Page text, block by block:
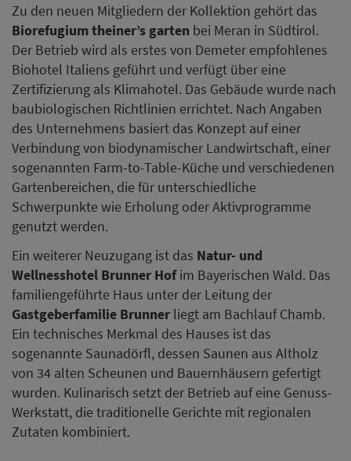
Zu den neuen Mitgliedern der Kollektion gehört das
Biorefugium theiner’s garten bei Meran in Südtirol.
Der Betrieb wird als erstes von Demeter empfohlenes
Biohotel Italiens geführt und verfügt über eine
Zertifizierung als Klimahotel. Das Gebäude wurde nach
baubiologischen Richtlinien errichtet. Nach Angaben
des Unternehmens basiert das Konzept auf einer
Verbindung von biodynamischer Landwirtschaft, einer
sogenannten Farm-to-Table-Küche und verschiedenen
Gartenbereichen, die für unterschiedliche
Schwerpunkte wie Erholung oder Aktivprogramme
genutzt werden.
Ein weiterer Neuzugang ist das Natur- und
Wellnesshotel Brunner Hofim Bayerischen Wald. Das
familiengeführte Haus unter der Leitung der
Gastgeberfamilie Brunner liegt am Bachlauf Chamb.
Ein technisches Merkmal des Hauses ist das
sogenannte Saunadörfl, dessen Saunen aus Altholz
von 34 alten Scheunen und Bauernhäusern gefertigt
wurden. Kulinarisch setzt der Betrieb auf eine Genuss-
Werkstatt, die traditionelle Gerichte mit regionalen
Zutaten kombiniert.